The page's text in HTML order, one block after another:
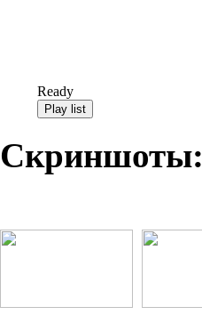
Ready
Скриншоты: